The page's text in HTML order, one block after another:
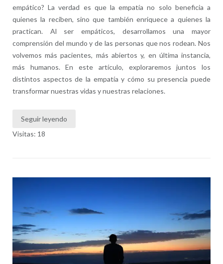
empático? La verdad es que la empatía no solo beneficia a
quienes la reciben, sino que también enriquece a quienes la
practican. Al ser empáticos, desarrollamos una mayor
comprensión del mundo y de las personas que nos rodean. Nos
volvemos más pacientes, más abiertos y, en última instancia,
más humanos. En este artículo, exploraremos juntos los
distintos aspectos de la empatía y cómo su presencia puede
transformar nuestras vidas y nuestras relaciones.
Seguir leyendo
Visitas: 18